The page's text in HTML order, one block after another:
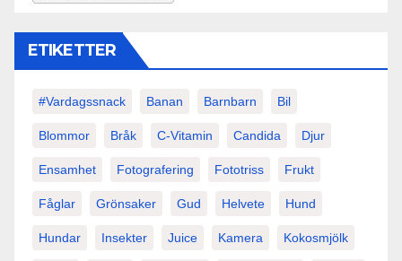
ETIKETTER
#vardagssnack Banan Barnbarn Bil
Blommor Bråk C-Vitamin Candida Djur
Ensamhet Fotografering Fototriss Frukt
Fåglar Grönsaker Gud Helvete Hund
Hundar Insekter Juice Kamera Kokosmjölk